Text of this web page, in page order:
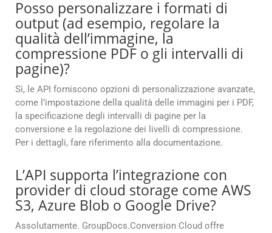
Posso personalizzare i formati di
output (ad esempio, regolare la
qualità dell’immagine, la
compressione PDF o gli intervalli di
pagine)?
Sì, le API forniscono opzioni di personalizzazione avanzate,
come l’impostazione della qualità delle immagini per i PDF,
la specificazione degli intervalli di pagine per la
conversione e la regolazione dei livelli di compressione.
Per i dettagli, fare riferimento alla documentazione.
L’API supporta l’integrazione con
provider di cloud storage come AWS
S3, Azure Blob o Google Drive?
Assolutamente. GroupDocs.Conversion Cloud offre